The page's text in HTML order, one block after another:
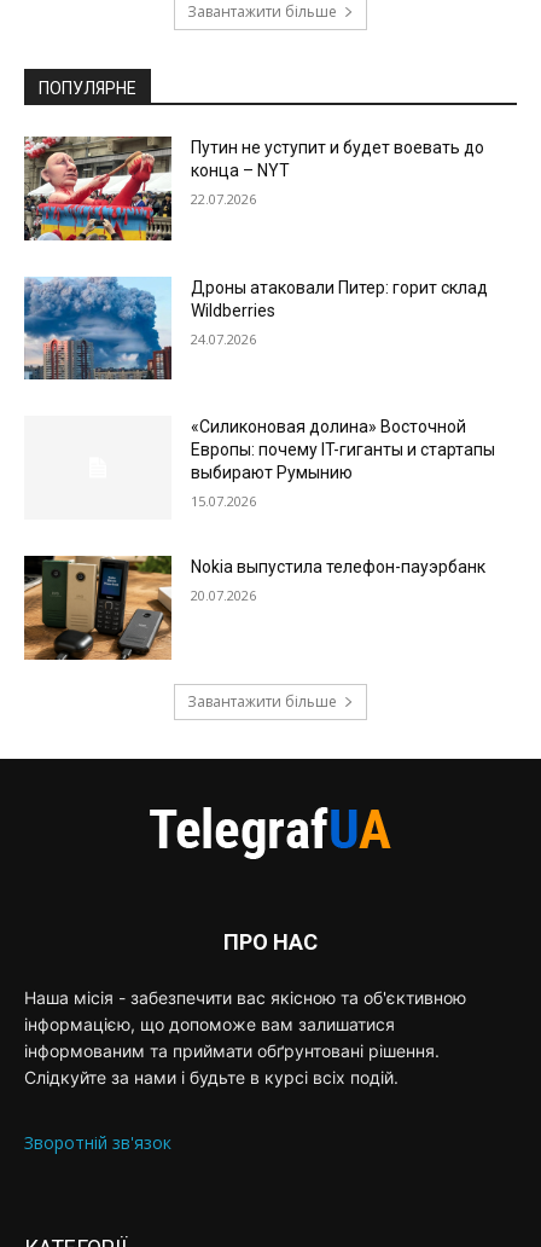
Завантажити більше
ПОПУЛЯРНЕ
Путин не уступит и будет воевать до
конца – NYT
22.07.2026
Дроны атаковали Питер: горит склад
Wildberries
24.07.2026
«Силиконовая долина» Восточной
Европы: почему IT-гиганты и стартапы
выбирают Румынию
15.07.2026
Nokia выпустила телефон-пауэрбанк
20.07.2026
Завантажити більше
ПРО НАС
Наша місія - забезпечити вас якісною та об'єктивною
інформацією, що допоможе вам залишатися
інформованим та приймати обґрунтовані рішення.
Слідкуйте за нами і будьте в курсі всіх подій.
Зворотній зв'язок